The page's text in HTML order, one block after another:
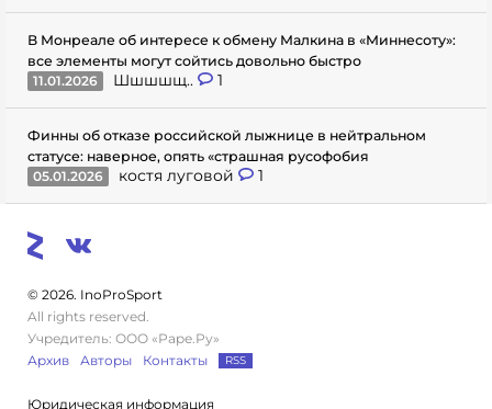
В Монреале об интересе к обмену Малкина в «Миннесоту»:
все элементы могут сойтись довольно быстро
11.01.2026
Шшшшщ.. 1
Финны об отказе российской лыжнице в нейтральном
статусе: наверное, опять «страшная русофобия
05.01.2026
костя луговой 1
© 2026. InoProSport
All rights reserved.
Учредитель: ООО «Раре.Ру»
Архив
Авторы Контакты RSS
Юридическая информация